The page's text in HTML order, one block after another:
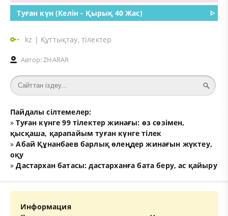
Туған күн (Келін - Қырық 40 Жас)
ᐈ
kz | Құттықтау, тілектер
Автор:ZHARAR
Пайдалы сілтемелер:
»Туған күнге 99 тілектер жинағы: өз сөзімен,
қысқаша, қарапайым туған күнге тілек
»Абай Құнанбаев барлық өлеңдер жинағын жүктеу,
оқу
»Дастархан батасы: дастарханға бата беру, ас қайыру
Информация